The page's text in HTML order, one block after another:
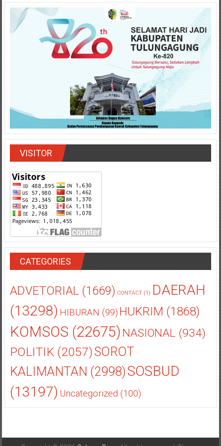
VISITOR
CATEGORIES
ADVETORIAL(1669) CONTACT(1) DAERAH
(13298) HIBURAN (99) HUKRIM (1868)
KOMSOS (22675) NASIONAL(934)
POLITIK(2057)SOROT
KALIMANTAN (2998)SOSBUD
(13197) Uncategorized (100)